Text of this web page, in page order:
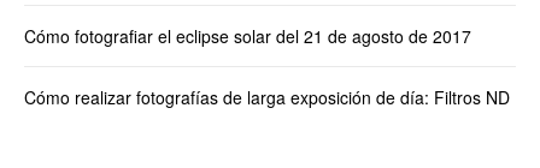
Cómo fotografiar el eclipse solar del 21 de agosto de 2017
Cómo realizar fotografías de larga exposición de día: Filtros ND